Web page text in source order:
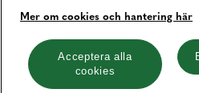
Cookies Integritetspolicy
Hantera cookies
Mer om cookies och hantering här
Acceptera alla
cookies